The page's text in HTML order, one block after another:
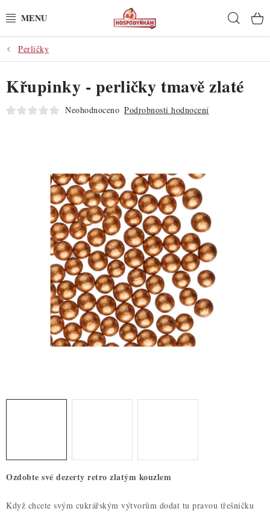
na
POTŘEBY
POMŮCKY
SUROVINY
PRO OSLAVY
DO KUCHYNĚ
POCHUTINY
ZDRAVÉ PEČENÍ
DÁRKOVÉ POUKAZY
TÉMATICKÉ PRODUKTY
NOVÉ ZBOŽÍ
Nepřevzetí zásilky na dobírku
Obchodní podmínky
Hodnocení obchodu
Blog
Moje objednávka
Podmínky ochrany osobních údajů
Perličky
Ozdobte své dezerty retro zlatým kouzlem
Když chcete svým cukrářským výtvorům dodat tu pravou třešničku
Křupinky - perličky tmavě zlaté
Neohodnoceno Podrobnosti hodnocení